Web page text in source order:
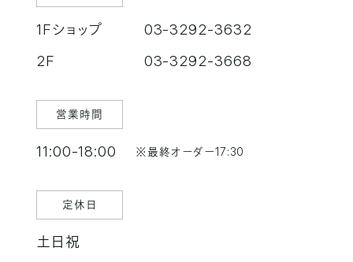
1Fショップ
03-3292-3632
2F
03-3292-3668
営業時間
11:00-18:00 ※最終オーダー17:30
定休日
土日祝